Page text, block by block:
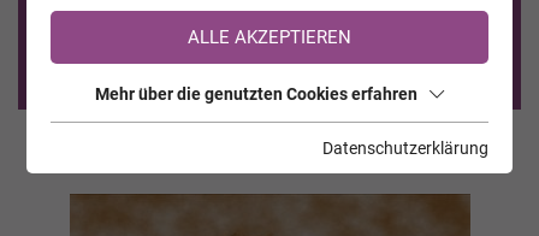
Sie sind noch nicht auf TrauerHilfe.it registriert?
>> zur kostenlosen Registrierung <<
ALLE AKZEPTIEREN
Mehr über die genutzten Cookies erfahren
Datenschutzerklärung